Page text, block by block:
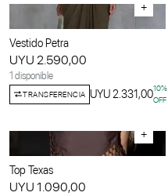
+
Vestido Petra
UYU 2.590,00
1 disponible
TRANSFERENCIA UYU 2.331,0010%
OFF
+
Top Texas
UYU 1.090,00